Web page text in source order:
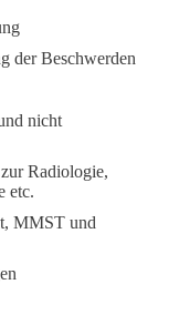
der Beschwerden
nicht
Radiologie,
etc.
MMST und